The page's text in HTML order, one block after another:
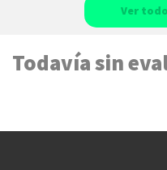
Ver
Todavía sin